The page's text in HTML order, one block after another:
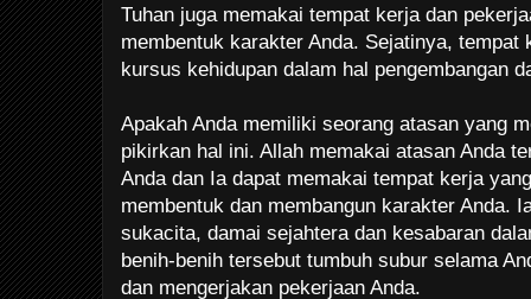
Tuhan juga memakai tempat kerja dan
membentuk karakter Anda. Sejatinya, tempat
kursus kehidupan dalam hal pengembangan
Apakah Anda memiliki seorang atasan yang
pikirkan hal ini. Allah memakai atasan Anda
Anda dan Ia dapat memakai tempat kerja
membentuk dan membangun karakter Anda.
sukacita, damai sejahtera dan kesabaran
benih-benih tersebut tumbuh subur selama
dan mengerjakan pekerjaan Anda.